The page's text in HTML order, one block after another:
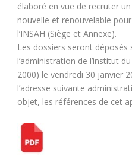
élaboré en vue de recruter
nouvelle et renouvelable
l’INSAH (Siège et Annexe).
Les dossiers seront
l’administration de l’institut
2000) le vendredi 30 janvier
l’adresse suivante
objet, les références de cet